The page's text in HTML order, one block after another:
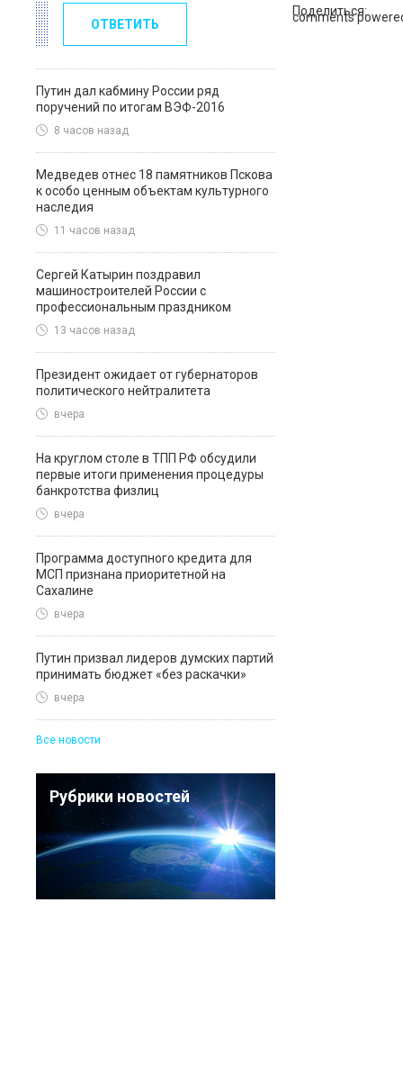
ОТВЕТИТЬ
Путин дал кабмину России ряд
поручений по итогам ВЭФ-2016
8 часов назад
Медведев отнес 18 памятников Пскова
к особо ценным объектам культурного
наследия
11 часов назад
Сергей Катырин поздравил
машиностроителей России с
профессиональным праздником
13 часов назад
Президент ожидает от губернаторов
политического нейтралитета
вчера
На круглом столе в ТПП РФ обсудили
первые итоги применения процедуры
банкротства физлиц
вчера
Программа доступного кредита для
МСП признана приоритетной на
Сахалине
вчера
Путин призвал лидеров думских партий
принимать бюджет «без раскачки»
вчера
Все новости
Рубрики новостей
Поделиться:
comments